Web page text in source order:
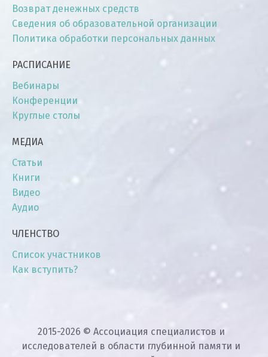
Возврат денежных средств
Сведения об образовательной организации
Политика обработки персональных данных
РАСПИСАНИЕ
Вебинары
Конференции
Круглые столы
МЕДИА
Статьи
Книги
Видео
Аудио
ЧЛЕНСТВО
Список участников
Как вступить?
2015-2026 © Ассоциация специалистов и
исследователей в области глубинной памяти и